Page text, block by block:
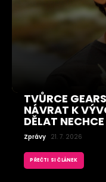
TVŮRCE
NÁVRAT K
DĚLAT NECHCE
Zprávy 21. 7. 2026
PŘEČTI SI ČLÁNEK